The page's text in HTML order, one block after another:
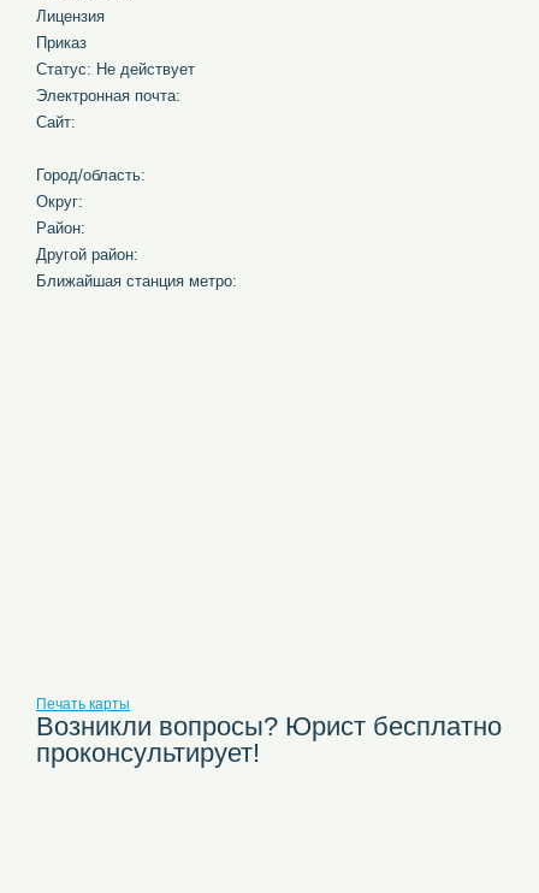
Лицензия
Приказ
Статус: Не действует
Электронная почта:
Сайт:
Город/область:
Округ:
Район:
Другой район:
Ближайшая станция метро:
Печать карты
Возникли вопросы? Юрист бесплатно
проконсультирует!